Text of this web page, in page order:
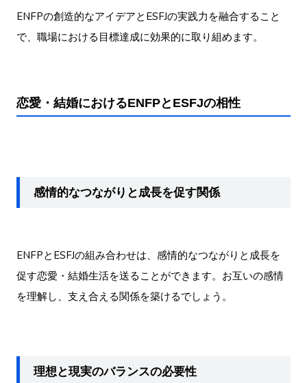
ENFPの創造的なアイデアとESFJの実践力を融合すること
で、職場における目標達成に効果的に取り組めます。
恋愛・結婚におけるENFPとESFJの相性
感情的なつながりと成長を促す関係
ENFPとESFJの組み合わせは、感情的なつながりと成長を
促す恋愛・結婚生活を送ることができます。お互いの感情
を理解し、支え合える関係を築けるでしょう。
理想と現実のバランスの必要性